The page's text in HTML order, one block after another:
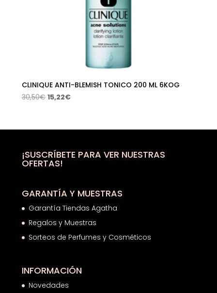
CLINIQUE ANTI-BLEMISH TONICO 200 ML 6KOG
30,50€ El
era:
15,22€El
es:
¡SUSCRÍBETE PARA VER NUESTRAS
OFERTAS!
GARANTÍA Y MUESTRAS
Garantía Tiendas Agatha
Regalos y Muestras
Sorteos de Perfumes y Cosméticos
INFORMACIÓN
Novedades